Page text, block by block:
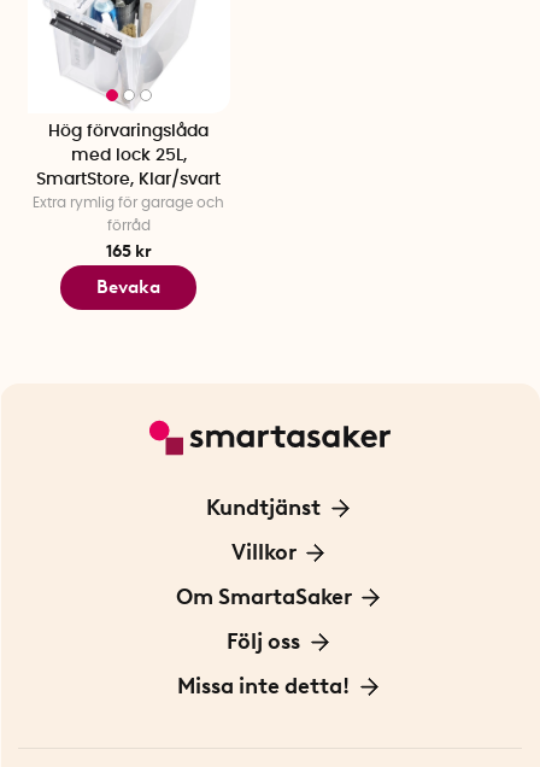
Hög förvaringslåda
med lock 25L,
SmartStore, Klar/svart
Extra rymlig för garage och
förråd
165 kr
Bevaka
Kundtjänst
Kontakta oss
För Företag
Villkor
Frakt och leverans
Personuppgiftspolicy
Om SmartaSaker
Om oss
Vår historia
Följ oss
Blogg: Smarta tips
Missa inte detta!